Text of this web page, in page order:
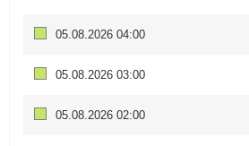
05.08.2026 04:00
05.08.2026 03:00
05.08.2026 02:00